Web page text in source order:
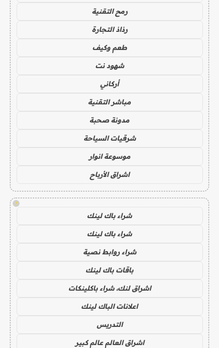
رمح التقنية
رذاذ التجارة
طعم وكيف
شهود نت
أركاني
مباشر التقنية
مدونة صحبة
شرقيات السياحة
موسوعة انوار
اشراق الأرباح
!
شراء باك لينك
شراء باك لينك
شراء روابط نصية
باقات باك لينك
اشراق لنك، شراء باكلينكات
اعلانات الباك لينك
التدريس
اشراق العالم عالم كبير